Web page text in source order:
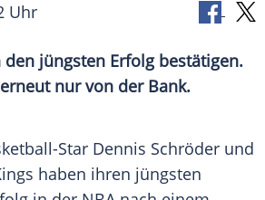
Uhr
den jüngsten Erfolg bestätigen.
nur von der Bank.
Star Dennis Schröder und
haben ihren jüngsten